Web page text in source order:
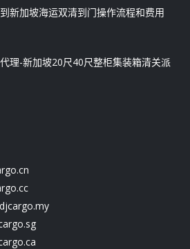
新加坡海运双清到门操作流程和费用
理-新加坡20尺40尺整柜集装箱清关派